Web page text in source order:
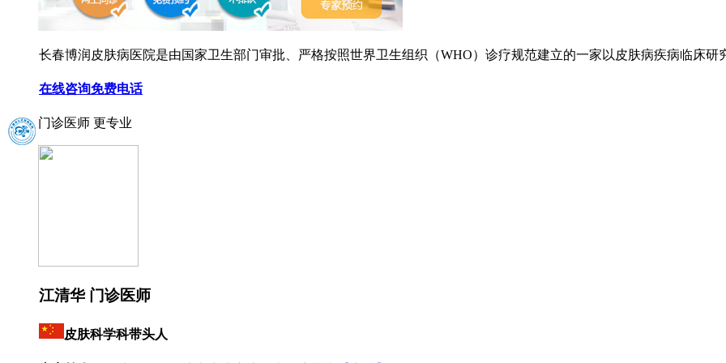
长春博润皮肤病医院是由国家卫生部门审批、严格按照世界卫生组织（WHO）诊疗规范建立的一家以皮肤病疾病临床研
在线咨询免费电话
门诊医师 更专业
江清华 门诊医师
皮肤科学科带头人